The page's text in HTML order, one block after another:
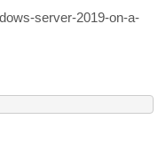
server-2019-on-a-